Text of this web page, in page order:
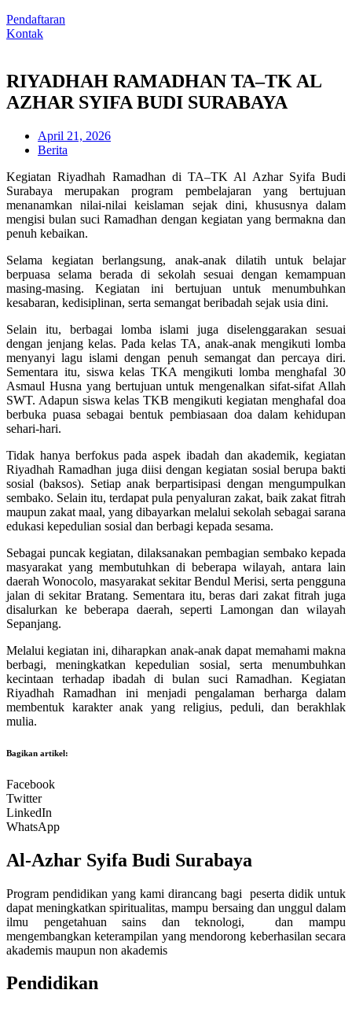
Pendaftaran
Kontak
RIYADHAH RAMADHAN TA–TK AL
AZHAR SYIFA BUDI SURABAYA
April 21, 2026
Berita
Kegiatan Riyadhah Ramadhan di TA–TK Al Azhar Syifa Budi
Surabaya merupakan program pembelajaran yang bertujuan
menanamkan nilai-nilai keislaman sejak dini, khususnya dalam
mengisi bulan suci Ramadhan dengan kegiatan yang bermakna dan
penuh kebaikan.
Selama kegiatan berlangsung, anak-anak dilatih untuk belajar
berpuasa selama berada di sekolah sesuai dengan kemampuan
masing-masing. Kegiatan ini bertujuan untuk menumbuhkan
kesabaran, kedisiplinan, serta semangat beribadah sejak usia dini.
Selain itu, berbagai lomba islami juga diselenggarakan sesuai
dengan jenjang kelas. Pada kelas TA, anak-anak mengikuti lomba
menyanyi lagu islami dengan penuh semangat dan percaya diri.
Sementara itu, siswa kelas TKA mengikuti lomba menghafal 30
Asmaul Husna yang bertujuan untuk mengenalkan sifat-sifat Allah
SWT. Adapun siswa kelas TKB mengikuti kegiatan menghafal doa
berbuka puasa sebagai bentuk pembiasaan doa dalam kehidupan
sehari-hari.
Tidak hanya berfokus pada aspek ibadah dan akademik, kegiatan
Riyadhah Ramadhan juga diisi dengan kegiatan sosial berupa bakti
sosial (baksos). Setiap anak berpartisipasi dengan mengumpulkan
sembako. Selain itu, terdapat pula penyaluran zakat, baik zakat fitrah
maupun zakat maal, yang dibayarkan melalui sekolah sebagai sarana
edukasi kepedulian sosial dan berbagi kepada sesama.
Sebagai puncak kegiatan, dilaksanakan pembagian sembako kepada
masyarakat yang membutuhkan di beberapa wilayah, antara lain
daerah Wonocolo, masyarakat sekitar Bendul Merisi, serta pengguna
jalan di sekitar Bratang. Sementara itu, beras dari zakat fitrah juga
disalurkan ke beberapa daerah, seperti Lamongan dan wilayah
Sepanjang.
Melalui kegiatan ini, diharapkan anak-anak dapat memahami makna
berbagi, meningkatkan kepedulian sosial, serta menumbuhkan
kecintaan terhadap ibadah di bulan suci Ramadhan. Kegiatan
Riyadhah Ramadhan ini menjadi pengalaman berharga dalam
membentuk karakter anak yang religius, peduli, dan berakhlak
mulia.
Bagikan artikel:
Facebook
Twitter
LinkedIn
WhatsApp
Al-Azhar Syifa Budi Surabaya
Program pendidikan yang kami dirancang bagi peserta didik untuk
dapat meningkatkan spiritualitas, mampu bersaing dan unggul dalam
ilmu pengetahuan sains dan teknologi, dan mampu
mengembangkan keterampilan yang mendorong keberhasilan secara
akademis maupun non akademis
Pendidikan